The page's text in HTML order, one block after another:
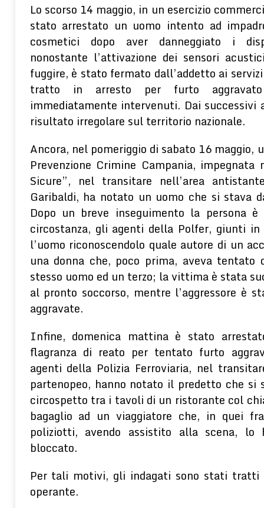
Lo scorso 14 maggio, in un esercizio
stato arrestato un uomo intento ad
cosmetici dopo aver danneggiato i
nonostante l’attivazione dei sensori
fuggire, è stato fermato dall’addetto ai
tratto in arresto per furto
immediatamente intervenuti. Dai successivi
risultato irregolare sul territorio nazionale.
Ancora, nel pomeriggio di sabato 16 maggio,
Prevenzione Crimine Campania, impegnata
Sicure”, nel transitare nell’area
Garibaldi, ha notato un uomo che si stava
Dopo un breve inseguimento la persona
circostanza, gli agenti della Polfer, giunti
l’uomo riconoscendolo quale autore di un
una donna che, poco prima, aveva
stesso uomo ed un terzo; la vittima è stata
al pronto soccorso, mentre l’aggressore è
aggravate.
Infine, domenica mattina è stato
flagranza di reato per tentato furto
agenti della Polizia Ferroviaria, nel
partenopeo, hanno notato il predetto che si
circospetto tra i tavoli di un ristorante col
bagaglio ad un viaggiatore che, in quei
poliziotti, avendo assistito alla scena, lo
bloccato.
Per tali motivi, gli indagati sono stati tratti
operante.